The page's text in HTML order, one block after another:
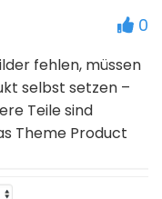
0
fehlen, müssen
selbst setzen –
Teile sind
Theme Product